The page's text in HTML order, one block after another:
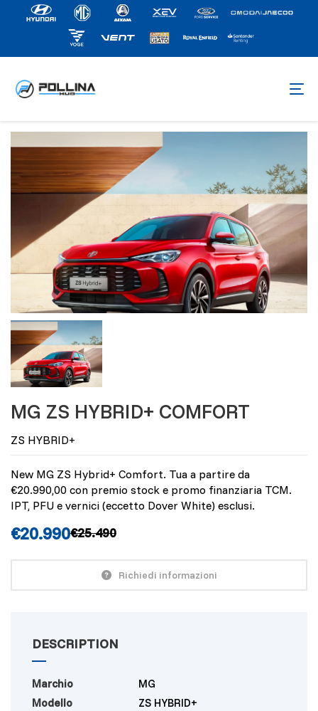
MG ZS HYBRID+ COMFORT
ZS HYBRID+
New MG ZS Hybrid+ Comfort. Tua a partire da
€20.990,00 con premio stock e promo finanziaria TCM.
IPT, PFU e vernici (eccetto Dover White) esclusi.
€25.490
€20.990
Richiedi informazioni
DESCRIPTION
Marchio
MG
Modello
ZS HYBRID+